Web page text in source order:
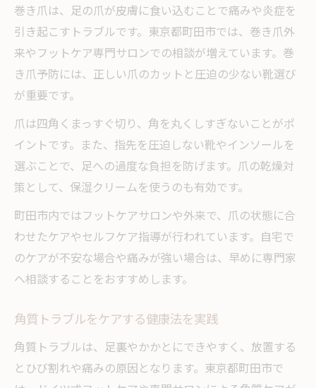
巻き爪は、足の爪が皮膚に食い込むことで痛みや炎症を
引き起こすトラブルです。東京都町田市では、巻き爪外
来やフットケア専門サロンでの相談が増えています。巻
き爪予防には、正しい爪のカットと圧迫の少ない靴選び
が重要です。
爪は四角くまっすぐ切り、角を丸くしすぎないことがポ
イントです。また、指先を圧迫しない靴やインソールを
選ぶことで、足への過度な負担を防げます。爪の乾燥対
策として、保湿クリームを使うのも有効です。
町田市内ではフットケアサロンや外来で、爪の状態に合
わせたケアやセルフケア指導が行われています。自宅で
のケアが不安な場合や痛みが強い場合は、早めに専門家
へ相談することをおすすめします。
角質トラブルをケアする健康法を実践
角質トラブルは、足裏やかかとにできやすく、放置する
とひび割れや痛みの原因となります。東京都町田市で